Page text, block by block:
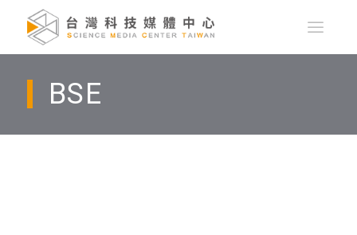
BSE